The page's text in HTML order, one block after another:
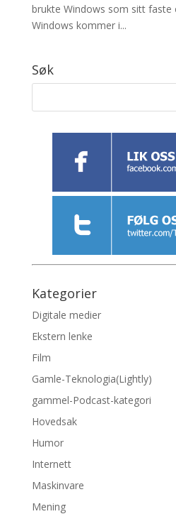
brukte Windows som sitt faste
Windows kommer i...
Søk
Kategorier
Digitale medier
Ekstern lenke
Film
Gamle-Teknologia(Lightly)
gammel-Podcast-kategori
Hovedsak
Humor
Internett
Maskinvare
Mening